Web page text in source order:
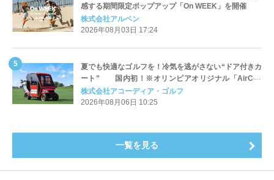
感する期間限定ポップアップ「On WEEK」を開催
株式会社アルペン
2026年08月03日 17:24
夏でも快適なゴルフを！冷気を逃がさない“ドア付きカ
ート” 国内初！※オリンピアオリジナル「AirCon
Cart（エアコンカート）」導入 | アコーディア・ゴ
ルフ
株式会社アコーディア・ゴルフ
2026年08月06日 10:25
一覧を見る